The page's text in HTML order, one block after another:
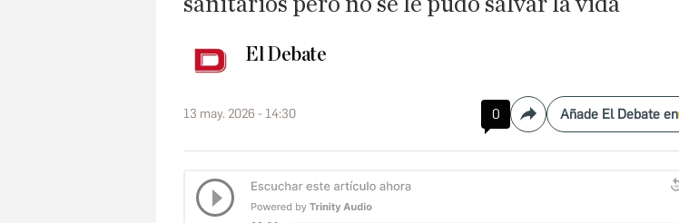
El Debate
13 may. 2026 - 14:30 0 CompartirAñade El Debate en